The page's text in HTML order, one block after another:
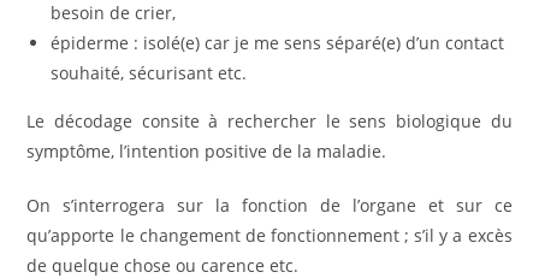
besoin de crier,
épiderme : isolé(e) car je me sens séparé(e) d’un contact
souhaité, sécurisant etc.
Le décodage consite à rechercher le sens biologique du
symptôme, l’intention positive de la maladie.
On s’interrogera sur la fonction de l’organe et sur ce
qu’apporte le changement de fonctionnement ; s’il y a excès
de quelque chose ou carence etc.